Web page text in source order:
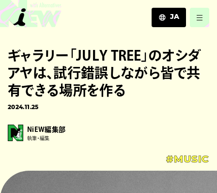
JA
EN
ZH
ギャラリー「JULY TREE」のオシダ
アヤは、試行錯誤しながら皆で共
有できる場所を作る
2024.11.25
NiEW編集部
執筆・編集
#MUSIC